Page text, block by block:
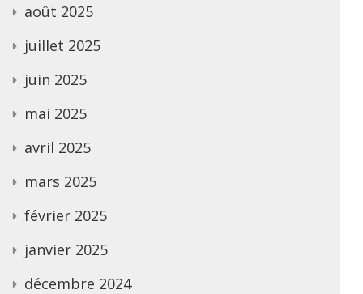
août 2025
juillet 2025
juin 2025
mai 2025
avril 2025
mars 2025
février 2025
janvier 2025
décembre 2024